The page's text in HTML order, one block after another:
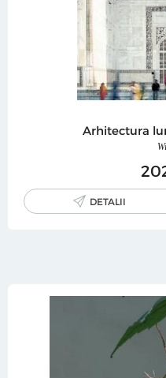
Arhitectura
DETALII